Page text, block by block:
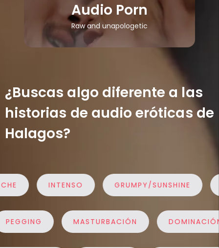
Audio Porn
Raw and unapologetic
¿Buscas algo diferente a las
historias de audio eróticas de
Halagos?
INTENSO GRUMPY/SUNSHINE
PEGGING MASTURBACIÓN